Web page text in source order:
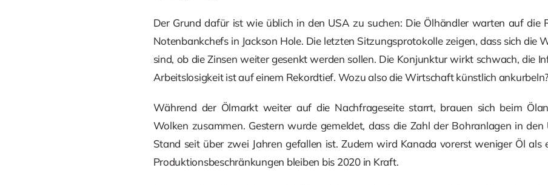
Der Grund dafür ist wie üblich in den USA zu suchen: Die Ölhändler warten auf die
Notenbankchefs in Jackson Hole. Die letzten Sitzungsprotokolle zeigen, dass sich die
sind, ob die Zinsen weiter gesenkt werden sollen. Die Konjunktur wirkt schwach, die
Arbeitslosigkeit ist auf einem Rekordtief. Wozu also die Wirtschaft künstlich ankurbeln?
Während der Ölmarkt weiter auf die Nachfrageseite starrt, brauen sich beim
Wolken zusammen. Gestern wurde gemeldet, dass die Zahl der Bohranlagen in
Stand seit über zwei Jahren gefallen ist. Zudem wird Kanada vorerst weniger Öl als
Produktionsbeschränkungen bleiben bis 2020 in Kraft.